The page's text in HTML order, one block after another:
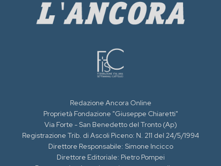
Redazione Ancora Online
Proprietà Fondazione "Giuseppe Chiaretti"
Via Forte - San Benedetto del Tronto (Ap)
Registrazione Trib. di Ascoli Piceno: N. 211 del 24/5/1994
Direttore Responsabile: Simone Incicco
Direttore Editoriale: Pietro Pompei